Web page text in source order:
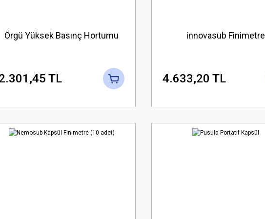
Örgü Yüksek Basınç Hortumu
TL
innovasub Finimetre
4.633,20 TL